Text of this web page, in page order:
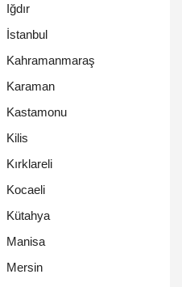
Iğdır
İstanbul
Kahramanmaraş
Karaman
Kastamonu
Kilis
Kırklareli
Kocaeli
Kütahya
Manisa
Mersin